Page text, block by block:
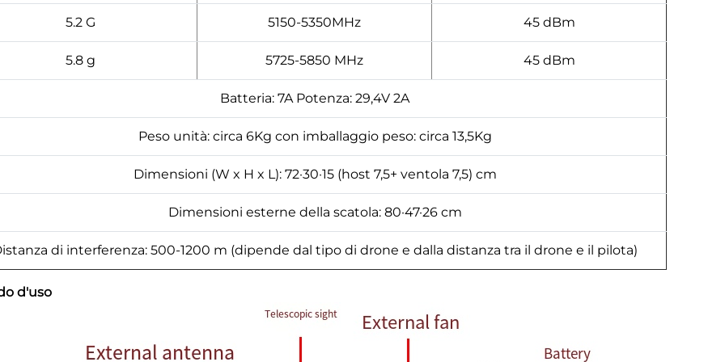
5.2 G 5150-5350MHz 45 dBm
5.8 g 5725-5850 MHz 45 dBm
Batteria: 7A Potenza: 29,4V 2A
Peso unità: circa 6Kg con imballaggio peso: circa 13,5Kg
Dimensioni (W x H x L): 72·30·15 (host 7,5+ ventola 7,5) cm
Dimensioni esterne della scatola: 80·47·26 cm
di interferenza: 500-1200 m (dipende dal tipo di drone e dalla distanza tra il drone e il pilota)
d'uso